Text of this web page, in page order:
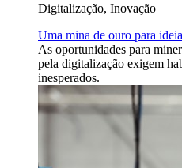
Digitalização, Inovação
Uma mina de ouro para
As oportunidades para
pela digitalização exigem
inesperados.